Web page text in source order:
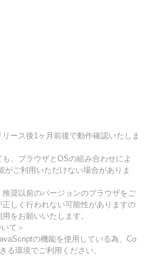
ース後1ヶ月前後で動作確認いたしま
、ブラウザとOSの組み合わせによ
がご利用いただけない場合がありま
奨以前のバージョンのブラウザをご
しく行われない可能性がありますの
をお願いいたします。
て＞
の機能を使用している為、Co
る環境でご利用ください。